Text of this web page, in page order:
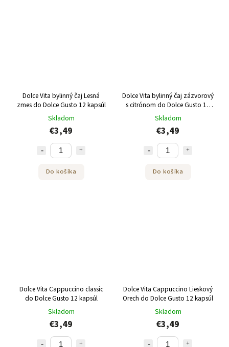
Dolce Vita bylinný čaj Lesná
zmes do Dolce Gusto 12 kapsúl
Skladom
€3,49
Do košíka
Dolce Vita bylinný čaj zázvorový
s citrónom do Dolce Gusto 12
kapsúl
Skladom
€3,49
Do košíka
Dolce Vita Cappuccino classic
do Dolce Gusto 12 kapsúl
Skladom
€3,49
Dolce Vita Cappuccino Lieskový
Orech do Dolce Gusto 12 kapsúl
Skladom
€3,49